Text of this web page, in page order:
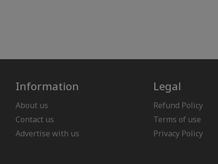
Information
About us
Contact us
Advertise with us
Legal
Refund Policy
Terms of use
Privacy Policy